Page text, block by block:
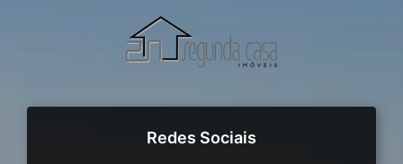
Redes Sociais